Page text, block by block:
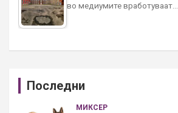
во медиумите вработуваат…
Последни
МИКСЕР